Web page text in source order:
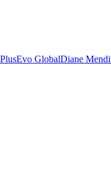
Evo GlobalDiane